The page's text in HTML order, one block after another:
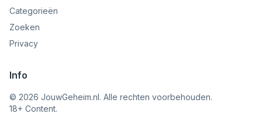
Categorieën
Zoeken
Privacy
Info
© 2026 JouwGeheim.nl. Alle rechten voorbehouden.
18+ Content.